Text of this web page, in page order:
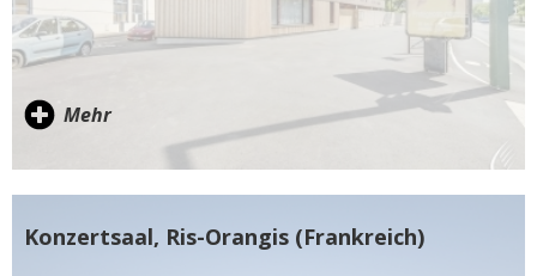
Mehr
Konzertsaal, Ris-Orangis (Frankreich)